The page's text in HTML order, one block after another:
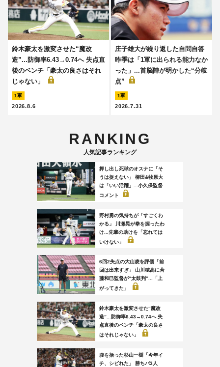
鈴木豪太を激変させた“魔改
造”...防御率6.43→0.74へ 失点直
後のベンチ「豪太の良さはそれ
じゃない」
1軍
2026.8.6
庄子雄大が繰り返した自問自答
昨季は「1軍に出られる能力なか
った」...首脳陣が明かした“分岐
点”
1軍
2026.7.31
RANKING
人気記事ランキング
押し出し死球のオスナに「そ
うは捉えない」 柳田&牧原大
は「いい活躍」...小久保監督
コメント
野村勇の気持ちが「すごくわ
かる」 川瀬晃が拳を握ったわ
け...先輩の助けを「忘れては
いけない」
6回2失点の大山凌を評価「前
回は出来すぎ」 山川穂高に斉
藤和巳監督が“太鼓判”...「上
がってきた」
鈴木豪太を激変させた“魔改
造”...防御率6.43→0.74へ 失
点直後のベンチ「豪太の良さ
はそれじゃない」
腹を括った杉山一樹「今年イ
チ、シビれた」 勝ちパ3人